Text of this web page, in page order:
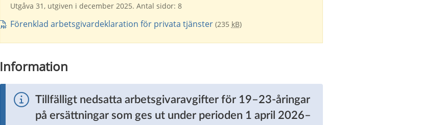
Utgåva 31, utgiven i december 2025. Antal sidor: 8
Förenklad arbetsgivardeklaration för privata tjänster (235 kB)
Information
Tillfälligt nedsatta arbetsgivaravgifter för 19–23-åringar
på ersättningar som ges ut under perioden 1 april 2026–